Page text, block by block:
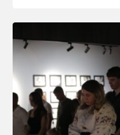
21:43 вчора